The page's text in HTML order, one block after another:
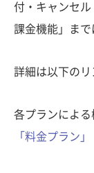
付・キャンセ
課金機能」まで
詳細は以下のリ
各プランによる
「料金プラン」